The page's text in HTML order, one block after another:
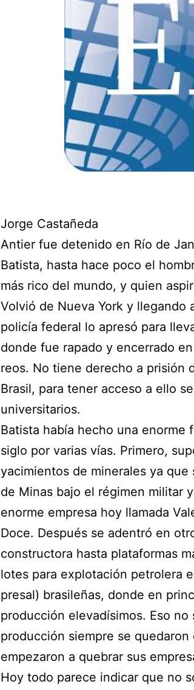
Jorge Castañeda
Antier fue detenido en Río de
Batista, hasta hace poco el
más rico del mundo, y quien
Volvió de Nueva York y llegando
policía federal lo apresó para
donde fue rapado y encerrado
reos. No tiene derecho a prisión
Brasil, para tener acceso a ello
universitarios.
Batista había hecho una enorme
siglo por varias vías. Primero,
yacimientos de minerales ya
de Minas bajo el régimen militar
enorme empresa hoy llamada
Doce. Después se adentró en
constructora hasta plataformas
lotes para explotación petrolera
presal) brasileñas, donde en
producción elevadísimos. Eso
producción siempre se
empezaron a quebrar sus
Hoy todo parece indicar que no